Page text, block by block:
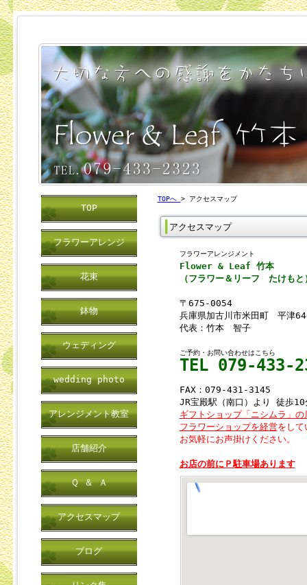
TOPへ > アクセスマップ
アクセスマップ
フラワーアレンジメント
Flower & Leaf 竹本
（フラワー＆リーフ たけもと
〒675-0054
兵庫県加古川市米田町 平津
代表：竹本 智子
ご予約・お問い合わせはこちら
TEL 079-433-
FAX：079-431-3145
JR宝殿駅（南口）より 徒歩10
ギフトショップ「ニシムラ」の
フラワーショップを経営をして
お気軽にお声掛けください。
お店の前にＰ駐車場あります
TOP
フラワーアレンジ
花束
鉢物
ウェディング
wedding photo
アレンジメント教室
店舗紹介
Ｑ ＆ Ａ
アクセスマップ
ブログ